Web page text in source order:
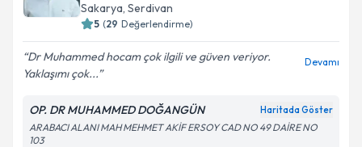
Sakarya, Serdivan
5 (29 Değerlendirme)
Dr Muhammed hocam çok ilgili ve güven veriyor.
Yaklaşımı çok...
Devamı
OP. DR MUHAMMED DOĞANGÜN Haritada Göster
ARABACI ALANI MAH MEHMET AKİF ERSOY CAD NO 49 DAİRE NO
103